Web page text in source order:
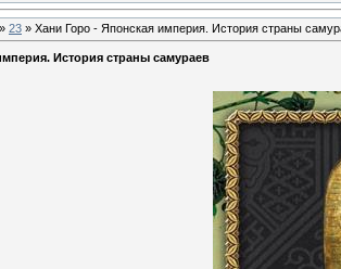
» 23 » Хани Горо - Японская империя. История страны
История страны самураев